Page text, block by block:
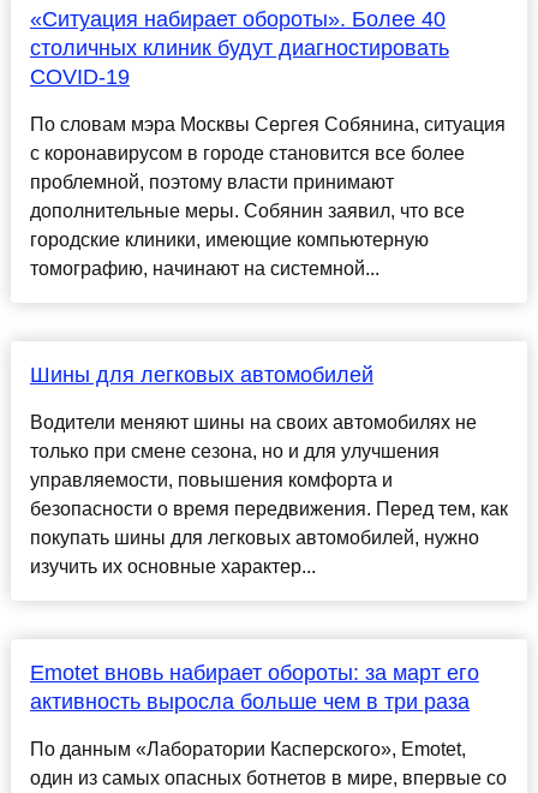
«Ситуация набирает обороты». Более 40
столичных клиник будут диагностировать
COVID-19
По словам мэра Москвы Сергея Собянина, ситуация
с коронавирусом в городе становится все более
проблемной, поэтому власти принимают
дополнительные меры. Собянин заявил, что все
городские клиники, имеющие компьютерную
томографию, начинают на системной...
Шины для легковых автомобилей
Водители меняют шины на своих автомобилях не
только при смене сезона, но и для улучшения
управляемости, повышения комфорта и
безопасности о время передвижения. Перед тем, как
покупать шины для легковых автомобилей, нужно
изучить их основные характер...
Emotet вновь набирает обороты: за март его
активность выросла больше чем в три раза
По данным «Лаборатории Касперского», Emotet,
один из самых опасных ботнетов в мире, впервые со